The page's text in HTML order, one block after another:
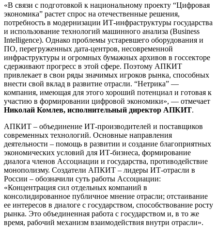
«В связи с подготовкой к национальному проекту “Цифровая
экономика” растет спрос на отечественные решения,
потребность в модернизации ИТ-инфраструктуры государства
и использование технологий машинного анализа (Business
Intelligence). Однако проблемы устаревшего оборудования и
ПО, перегруженных дата-центров, несовременной
инфраструктуры и огромных бумажных архивов в госсекторе
сдерживают прогресс в этой сфере. Поэтому АПКИТ
привлекает в свои ряды значимых игроков рынка, способных
внести свой вклад в развитие отрасли. “Нетрика” —
компания, имеющая для этого хороший потенциал и готовая к
участию в формировании цифровой экономики», — отмечает
Николай Комлев, исполнительный директор АПКИТ.
АПКИТ – объединение ИТ-производителей и поставщиков
современных технологий. Основные направления
деятельности – помощь в развитии и создание благоприятных
экономических условий для ИТ-бизнеса, формирование
диалога членов Ассоциации и государства, противодействие
монополизму. Создатели АПКИТ – лидеры ИТ-отрасли в
России – обозначили суть работы Ассоциации:
«Концентрация сил отдельных компаний в
консолидированное публичное мнение отрасли; отстаивание
ее интересов в диалоге с государством, способствование росту
рынка. Это объединенная работа с государством и, в то же
время, рабочий механизм взаимодействия внутри отрасли».